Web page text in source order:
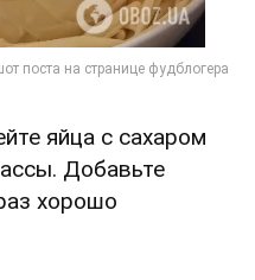
яйца с сахаром
Добавьте
хорошо